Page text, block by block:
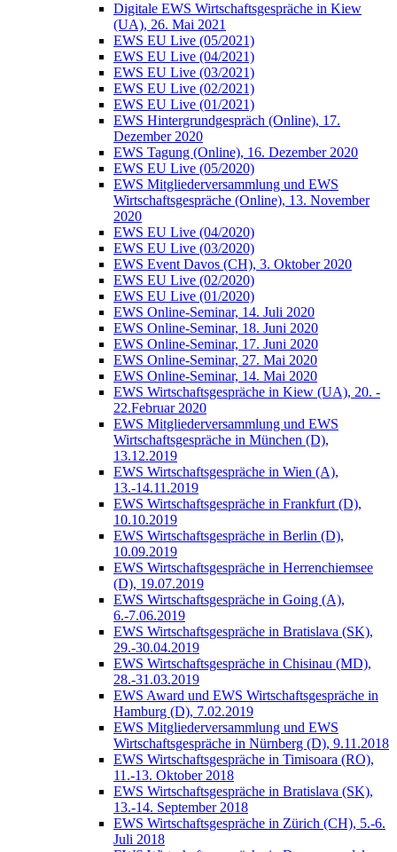
Digitale EWS Wirtschaftsgespräche in Kiew
(UA), 26. Mai 2021
EWS EU Live (05/2021)
EWS EU Live (04/2021)
EWS EU Live (03/2021)
EWS EU Live (02/2021)
EWS EU Live (01/2021)
EWS Hintergrundgespräch (Online), 17.
Dezember 2020
EWS Tagung (Online), 16. Dezember 2020
EWS EU Live (05/2020)
EWS Mitgliederversammlung und EWS
Wirtschaftsgespräche (Online), 13. November
2020
EWS EU Live (04/2020)
EWS EU Live (03/2020)
EWS Event Davos (CH), 3. Oktober 2020
EWS EU Live (02/2020)
EWS EU Live (01/2020)
EWS Online-Seminar, 14. Juli 2020
EWS Online-Seminar, 18. Juni 2020
EWS Online-Seminar, 17. Juni 2020
EWS Online-Seminar, 27. Mai 2020
EWS Online-Seminar, 14. Mai 2020
EWS Wirtschaftsgespräche in Kiew (UA), 20. -
22.Februar 2020
EWS Mitgliederversammlung und EWS
Wirtschaftsgespräche in München (D),
13.12.2019
EWS Wirtschaftsgespräche in Wien (A),
13.-14.11.2019
EWS Wirtschaftsgespräche in Frankfurt (D),
10.10.2019
EWS Wirtschaftsgespräche in Berlin (D),
10.09.2019
EWS Wirtschaftsgespräche in Herrenchiemsee
(D), 19.07.2019
EWS Wirtschaftsgespräche in Going (A),
6.-7.06.2019
EWS Wirtschaftsgespräche in Bratislava (SK),
29.-30.04.2019
EWS Wirtschaftsgespräche in Chisinau (MD),
28.-31.03.2019
EWS Award und EWS Wirtschaftsgespräche in
Hamburg (D), 7.02.2019
EWS Mitgliederversammlung und EWS
Wirtschaftsgespräche in Nürnberg (D), 9.11.2018
EWS Wirtschaftsgespräche in Timisoara (RO),
11.-13. Oktober 2018
EWS Wirtschaftsgespräche in Bratislava (SK),
13.-14. September 2018
EWS Wirtschaftsgespräche in Zürich (CH), 5.-6.
Juli 2018